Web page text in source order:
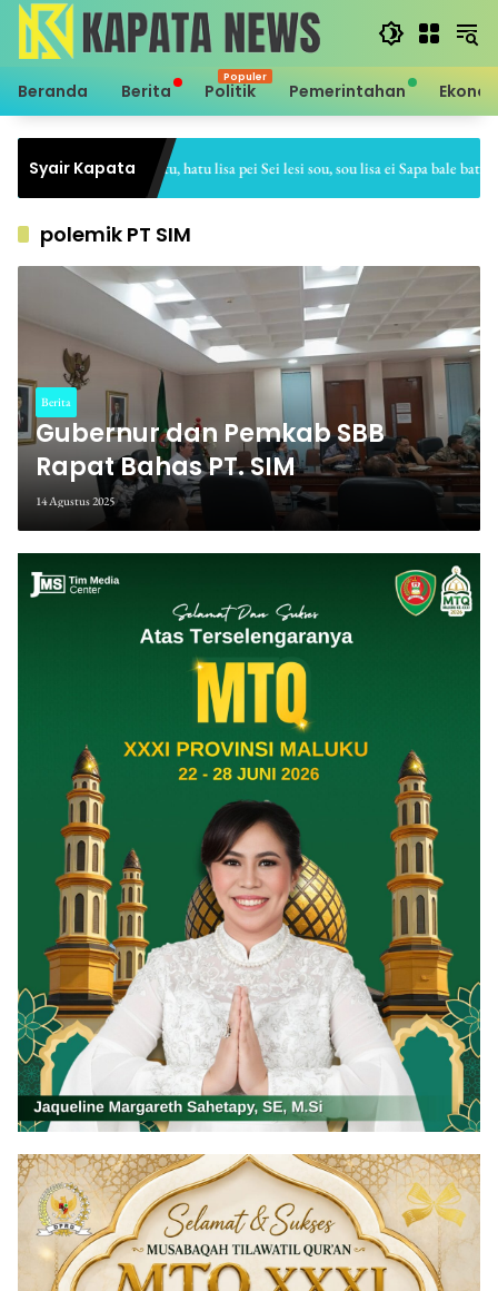
Langsung
konten
Beranda Berita Politik Pemerintahan
Syair Kapata
Sei hale hatu, hatu lisa pei Sei lesi sou, sou lisa ei Sapa bale batu, batu
polemik PT SIM
Berita
Gubernur dan Pemkab SBB
Rapat Bahas PT. SIM
14 Agustus 2025